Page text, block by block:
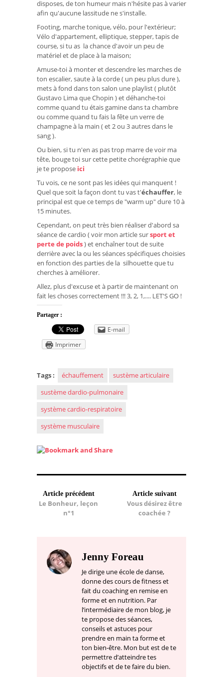
disposes, de ton humeur mais n'hésite pas à varier
afin qu'aucune lassitude ne s'installe.
Footing, marche tonique, vélo, pour l'extérieur;
Vélo d'appartement, elliptique, stepper, tapis de
course, si tu as la chance d'avoir un peu de
matériel et de place à la maison;
Amuse-toi à monter et descendre les marches de
ton escalier, saute à la corde ( un peu plus dure ),
mets à fond dans ton salon une playlist ( plutôt
Gustavo Lima que Chopin ) et déhanche-toi
comme quand tu étais gamine dans ta chambre
ou comme quand tu fais la fête un verre de
champagne à la main ( et 2 ou 3 autres dans le
sang ).
Ou bien, si tu n'en as pas trop marre de voir ma
tête, bouge toi sur cette petite chorégraphie que
je te propose ici
Tu vois, ce ne sont pas les idées qui manquent !
Quel que soit la façon dont tu vas t'échauffer, le
principal est que ce temps de "warm up" dure 10 à
15 minutes.
Cependant, on peut très bien réaliser d'abord sa
séance de cardio ( voir mon article sursport et
perte de poids) et enchaîner tout de suite
derrière avec la ou les séances spécifiques choisies
en fonction des parties de la silhouette que tu
cherches à améliorer.
Allez, plus d'excuse et à partir de maintenant on
fait les choses correctement !!! 3, 2, 1,.... LET'S GO !
Partager :
E-mail
Imprimer
Tags : échauffement
sustème articulaire
sustème dardio-pulmonaire
système cardio-respiratoire
système musculaire
Article précédent
Le Bonheur, leçon
n°1
Article suivant
Vous désirez être
coachée ?
Jenny Foreau
Je dirige une école de danse,
donne des cours de fitness et
fait du coaching en remise en
forme et en nutrition. Par
l’intermédiaire de mon blog, je
te propose des séances,
conseils et astuces pour
prendre en main ta forme et
ton bien-être. Mon but est de te
permettre d’atteindre tes
objectifs et de te faire du bien.